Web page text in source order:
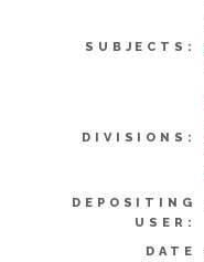
SUBJECTS:
DIVISIONS:
DEPOSITING
USER:
DATE